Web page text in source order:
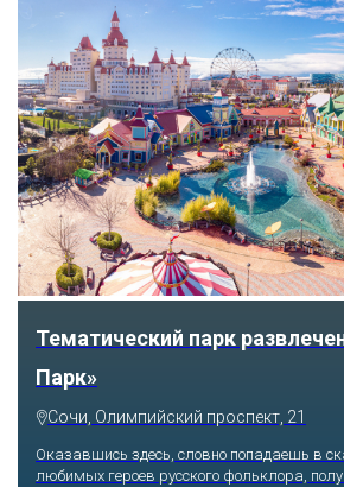
Тематический парк
Парк»
Сочи, Олимпийский проспект, 21
Оказавшись здесь, словно попадаешь в
любимых героев русского фольклора,